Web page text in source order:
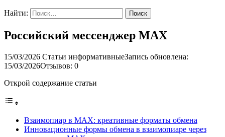
Найти:
Российский мессенджер MAX
15/03/2026 Статьи информативныеЗапись обновлена:
15/03/2026Отзывов: 0
Открой содержание статьи
Взаимопиар в MAX: креативные форматы обмена
Инновационные формы обмена в взаимопиаре через